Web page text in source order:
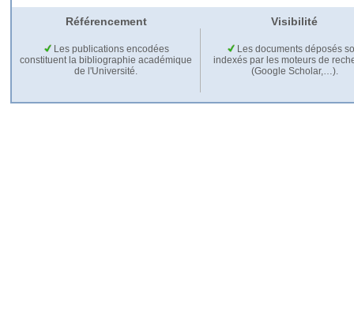
Référencement Visibilité
Les publications encodées
constituent la bibliographie académique
de l'Université.
Les documents déposés
indexés par les moteurs de
(Google Scholar,…).